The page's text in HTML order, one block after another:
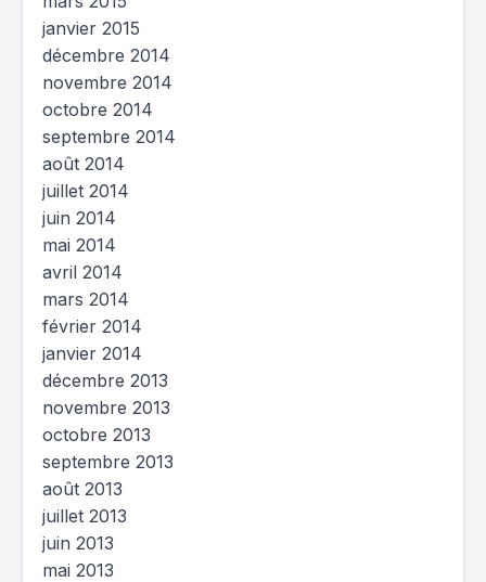
janvier 2015
décembre 2014
novembre 2014
octobre 2014
septembre 2014
août 2014
juillet 2014
juin 2014
mai 2014
avril 2014
mars 2014
février 2014
janvier 2014
décembre 2013
novembre 2013
octobre 2013
septembre 2013
août 2013
juillet 2013
juin 2013
mai 2013